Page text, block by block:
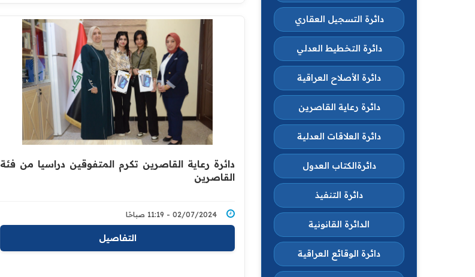
دائرة رعاية القاصرين تكرم المتفوقين دراسيا من فئة
القاصرين
02/07/2024 - 11:19 صباحًا
التفاصيل
دائرة التسجيل العقاري
دائرة التخطيط العدلي
دائرة الأصلاح العراقية
دائرة رعاية القاصرين
دائرة العلاقات العدلية
دائرةالكتاب العدول
دائرة التنفيذ
الدائرة القانونية
دائرة الوقائع العراقية